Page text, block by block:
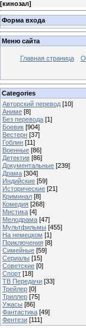
[кинозал]
Форма входа
Меню сайта
Главная страница
Categories
Авторский перевод [10]
Аниме [8]
Без перевода [1]
Боевик [904]
Вестерн [37]
Гоблин [11]
Военные [86]
Детектив [86]
Документальные [239]
Драма [304]
Индийские [59]
Исторические [21]
Криминал [8]
Комедия [268]
Мистика [4]
Мелодрама [47]
Мультфильмы [455]
На немецком [1]
Приключения [8]
Симейные [59]
Сериалы [15]
Советские [0]
Спорт [18]
ТВ Передачи [33]
Трейлер [0]
Триллер [75]
Ужасы [86]
Фантастика [49]
Фентези [111]